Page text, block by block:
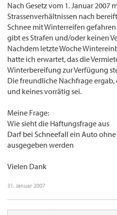
Nach Gesetz vom 1. Januar 2007
Strassenverhältnissen nach
Schnee mit Winterreifen
gibt es Strafen und/oder keinen
Nachdem letzte Woche
hatte ich erwartet, das die
Winterbereifung zur Verfügung
Die freundliche Nachfrage
und keines vorrätig sei.
Meine Frage:
Wie sieht die Haftungsfrage aus
Darf bei Schneefall ein Auto
ausgegeben werden
Vielen Dank
31. Januar 2007